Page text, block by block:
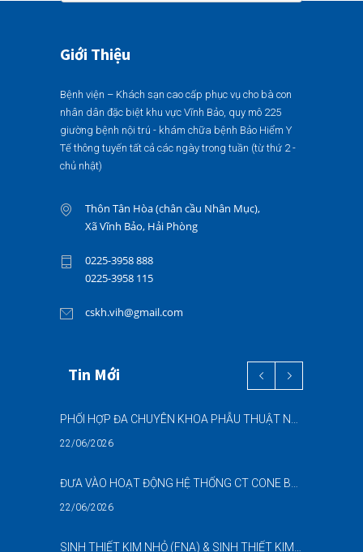
Giới Thiệu
Bệnh viện – Khách sạn cao cấp phục vụ cho bà con
nhân dân đặc biệt khu vực Vĩnh Bảo, quy mô 225
giường bệnh nội trú - khám chữa bệnh Bảo Hiểm Y
Tế thông tuyến tất cả các ngày trong tuần (từ thứ 2 -
chủ nhật)
Thôn Tân Hòa (chân cầu Nhân Mục),
Xã Vĩnh Bảo, Hải Phòng
0225-3958 888
0225-3958 115
cskh.vih@gmail.com
Tin Mới
22/06/2026
22/06/2026